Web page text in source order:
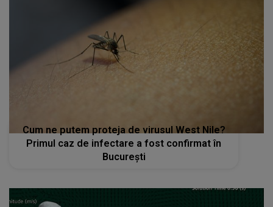
Cum ne putem proteja de virusul West Nile?
Primul caz de infectare a fost confirmat în
București